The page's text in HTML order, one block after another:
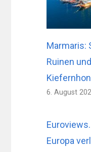
Marmaris:
Ruinen
6. August
Europa